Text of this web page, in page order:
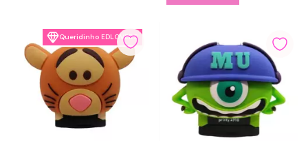
Queridinho EDLOVERS